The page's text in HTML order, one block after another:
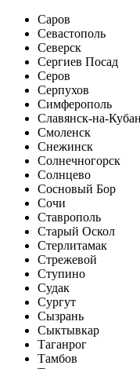
Саров
Севастополь
Северск
Сергиев Посад
Серов
Серпухов
Симферополь
Славянск-на-
Смоленск
Снежинск
Солнечногорск
Солнцево
Сосновый Бор
Сочи
Ставрополь
Старый Оскол
Стерлитамак
Стрежевой
Ступино
Судак
Сургут
Сызрань
Сыктывкар
Таганрог
Тамбов